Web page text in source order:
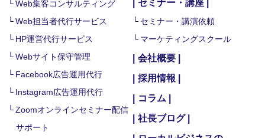
Web集客コンサルティング
Web担当者代行サービス
HP運営代行サービス
Webサイト保守管理
Facebook広告運用代行
Instagram広告運用代行
Zoomオンラインセミナー配信
サポート
セミナー・講座
セミナー・講演依頼
マーケティングスクール
会社概要
採用情報
コラム
社長ブログ